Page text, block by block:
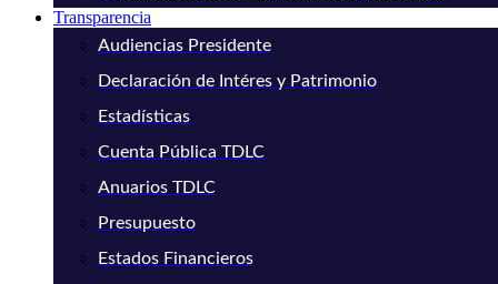
Transparencia
Audiencias Presidente
Declaración de Intéres y Patrimonio
Estadísticas
Cuenta Pública TDLC
Anuarios TDLC
Presupuesto
Estados Financieros